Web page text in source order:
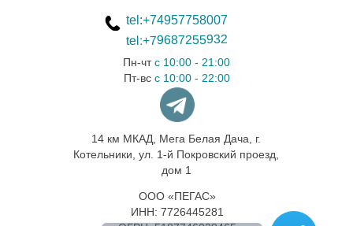
14 км МКАД, Мега Белая Дача, г.
Котельники, ул. 1-й Покровский проезд,
дом 1
ООО «ПЕГАС»
ИНН: 7726445281
Пн-чтс 10:00 - 21:00
Пт-вс с 10:00 - 22:00
tel:+74957758007
tel:+79687255932